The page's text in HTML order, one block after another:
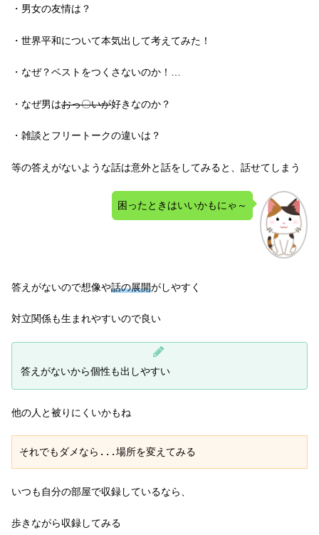
・男女の友情は？
・世界平和について本気出して考えてみた！
・なぜ？ベストをつくさないのか！…
・なぜ男はおっ〇いが好きなのか？
・雑談とフリートークの違いは？
等の答えがないような話は意外と話をしてみると、話せてしまう
困ったときはいいかもにゃ～
答えがないので想像や話の展開がしやすく
対立関係も生まれやすいので良い
答えがないから個性も出しやすい
他の人と被りにくいかもね
それでもダメなら...場所を変えてみる
いつも自分の部屋で収録しているなら、
歩きながら収録してみる